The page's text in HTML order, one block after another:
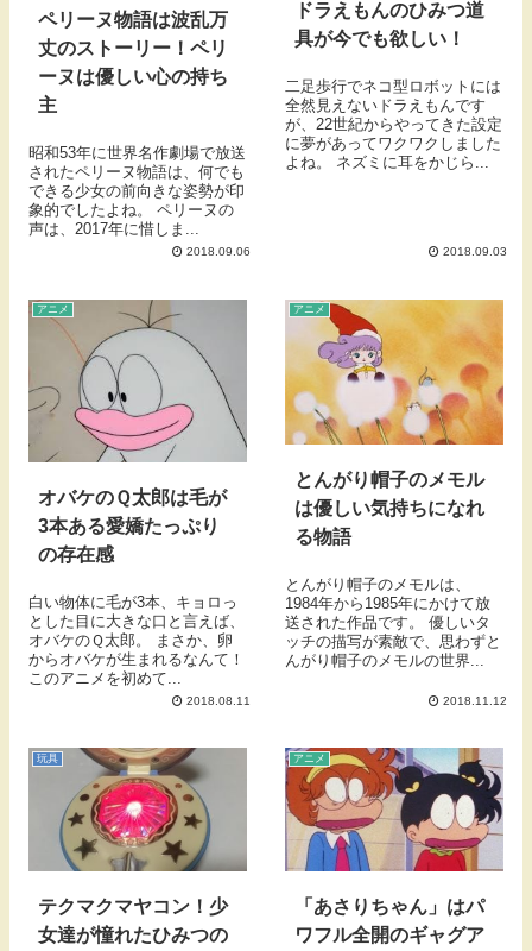
ペリーヌ物語は波乱万
丈のストーリー！ペリ
ーヌは優しい心の持ち
主
昭和53年に世界名作劇場で放送
されたペリーヌ物語は、何でも
できる少女の前向きな姿勢が印
象的でしたよね。 ペリーヌの
声は、2017年に惜しま...
2018.09.06
ドラえもんのひみつ道
具が今でも欲しい！
二足歩行でネコ型ロボットには
全然見えないドラえもんです
が、22世紀からやってきた設定
に夢があってワクワクしました
よね。 ネズミに耳をかじら...
2018.09.03
アニメ
オバケのＱ太郎は毛が
3本ある愛嬌たっぷり
の存在感
白い物体に毛が3本、キョロっ
とした目に大きな口と言えば、
オバケのＱ太郎。 まさか、卵
からオバケが生まれるなんて！
このアニメを初めて...
2018.08.11
アニメ
とんがり帽子のメモル
は優しい気持ちになれ
る物語
とんがり帽子のメモルは、
1984年から1985年にかけて放
送された作品です。 優しいタ
ッチの描写が素敵で、思わずと
んがり帽子のメモルの世界...
2018.11.12
玩具
テクマクマヤコン！少
女達が憧れたひみつの
アニメ
「あさりちゃん」はパ
ワフル全開のギャグア